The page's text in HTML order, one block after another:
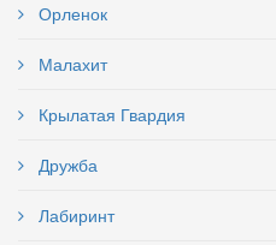
Орленок
Малахит
Крылатая Гвардия
Дружба
Лабиринт